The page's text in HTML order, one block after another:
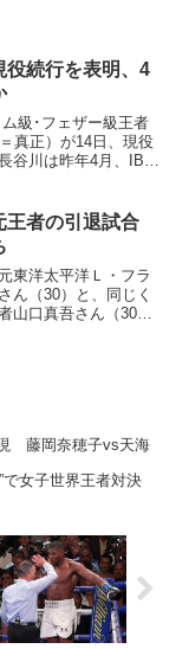
秋田屋...
役続行を表明、4
級･フェザー級王者
真正）が14日、現役
谷川は昨年4月、IBF
ムの山下正人会長は
王者の引退試合
東洋太平洋Ｌ・フラ
ん（30）と、同じく
山口真吾さん（30）
藤岡奈穂子vs天海
で女子世界王者対決